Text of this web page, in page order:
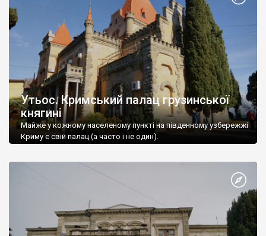
Утьос. Кримський палац грузинської
княгині
Майже у кожному населеному пункті на південному узбережжі
Криму є свій палац (а часто і не один).